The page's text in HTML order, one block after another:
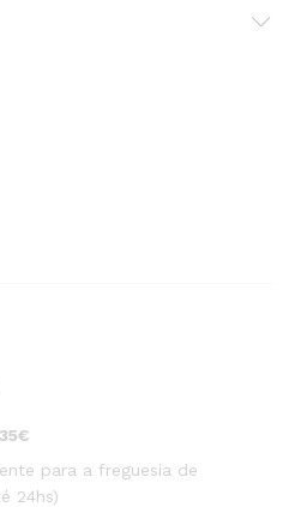
para a freguesia de
24hs)